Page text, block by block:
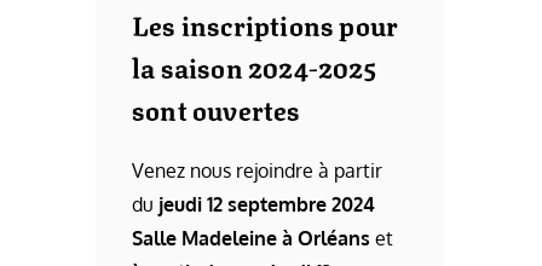
Les inscriptions pour
la saison 2024-2025
sont ouvertes
Venez nous rejoindre à partir
du jeudi 12 septembre 2024
Salle Madeleine à Orléans et